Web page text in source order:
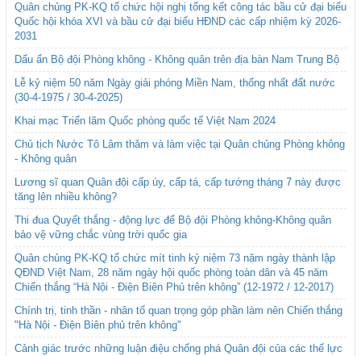
Quân chủng PK-KQ tổ chức hội nghị tổng kết công tác bầu cử đại biểu
Quốc hội khóa XVI và bầu cử đại biểu HĐND các cấp nhiệm kỳ 2026-
2031
Dấu ấn Bộ đội Phòng không - Không quân trên địa bàn Nam Trung Bộ
Lễ kỷ niệm 50 năm Ngày giải phóng Miền Nam, thống nhất đất nước
(30-4-1975 / 30-4-2025)
Khai mạc Triển lãm Quốc phòng quốc tế Việt Nam 2024
Chủ tịch Nước Tô Lâm thăm và làm việc tại Quân chủng Phòng không
- Không quân
Lương sĩ quan Quân đội cấp úy, cấp tá, cấp tướng tháng 7 này được
tăng lên nhiều không?
Thi đua Quyết thắng - động lực để Bộ đội Phòng không-Không quân
bảo vệ vững chắc vùng trời quốc gia
Quân chủng PK-KQ tổ chức mít tinh kỷ niệm 73 năm ngày thành lập
QĐND Việt Nam, 28 năm ngày hội quốc phòng toàn dân và 45 năm
Chiến thắng “Hà Nội - Điện Biên Phủ trên không” (12-1972 / 12-2017)
Chính trị, tinh thần - nhân tố quan trọng góp phần làm nên Chiến thắng
"Hà Nội - Điện Biên phủ trên không"
Cảnh giác trước những luận điệu chống phá Quân đội của các thế lực